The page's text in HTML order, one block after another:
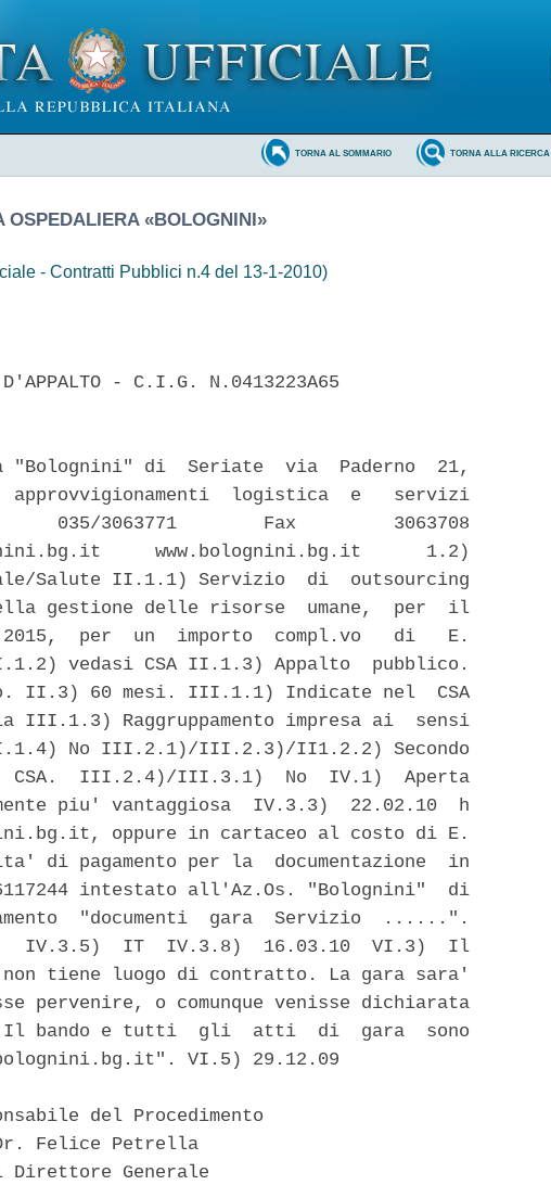
TORNA ALLA RICERCA
TORNA AL SOMMARIO
OSPEDALIERA «BOLOGNINI»
- Contratti Pubblici n.4 del 13-1-2010)
- C.I.G. N.0413223A65
"Bolognini" di  Seriate  via  Paderno  21,
approvvigionamenti  logistica  e   servizi
035/3063771        Fax         3063708
www.bolognini.bg.it      1.2)
Salute II.1.1) Servizio  di  outsourcing
gestione delle risorse  umane,  per  il
per  un  importo  compl.vo   di   E.
vedasi CSA II.1.3) Appalto  pubblico.
60 mesi. III.1.1) Indicate nel  CSA
Raggruppamento impresa ai  sensi
No III.2.1)/III.2.3)/II1.2.2) Secondo
CSA.  III.2.4)/III.3.1)  No  IV.1)  Aperta
piu' vantaggiosa  IV.3.3)  22.02.10  h
oppure in cartaceo al costo di E.
di pagamento per la  documentazione  in
intestato all'Az.Os. "Bolognini"  di
"documenti  gara  Servizio  ......".
IV.3.5)  IT  IV.3.8)  16.03.10  VI.3)  Il
tiene luogo di contratto. La gara sara'
pervenire, o comunque venisse dichiarata
Il bando e tutti  gli  atti  di  gara  sono
VI.5) 29.12.09
del Procedimento
Felice Petrella
Direttore Generale